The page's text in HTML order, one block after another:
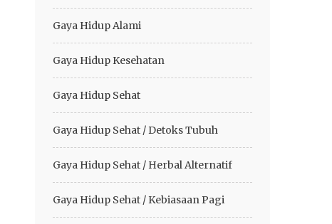
Gaya Hidup Alami
Gaya Hidup Kesehatan
Gaya Hidup Sehat
Gaya Hidup Sehat / Detoks Tubuh
Gaya Hidup Sehat / Herbal Alternatif
Gaya Hidup Sehat / Kebiasaan Pagi